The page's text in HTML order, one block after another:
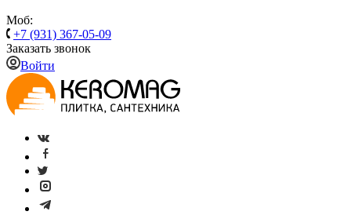
Моб:
+7 (931) 367-05-09
Заказать звонок
Войти